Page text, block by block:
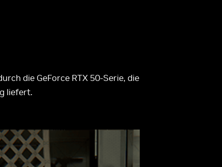
die GeForce RTX 50-Serie, die
liefert.